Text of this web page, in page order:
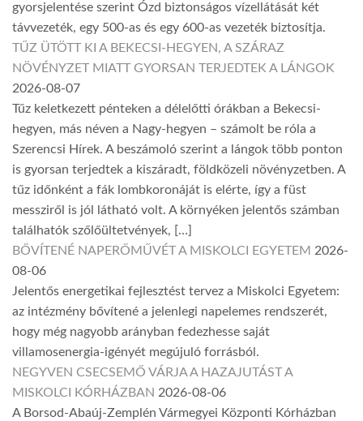
gyorsjelentése szerint Ózd biztonságos vízellátását két
távvezeték, egy 500-as és egy 600-as vezeték biztosítja.
TŰZ ÜTÖTT KI A BEKECSI-HEGYEN, A SZÁRAZ
NÖVÉNYZET MIATT GYORSAN TERJEDTEK A LÁNGOK
2026-08-07
Tűz keletkezett pénteken a délelőtti órákban a Bekecsi-
hegyen, más néven a Nagy-hegyen – számolt be róla a
Szerencsi Hírek. A beszámoló szerint a lángok több ponton
is gyorsan terjedtek a kiszáradt, földközeli növényzetben. A
tűz időnként a fák lombkoronáját is elérte, így a füst
messziről is jól látható volt. A környéken jelentős számban
találhatók szőlőültetvények, […]
BŐVÍTENÉ NAPERŐMŰVÉT A MISKOLCI EGYETEM 2026-
08-06
Jelentős energetikai fejlesztést tervez a Miskolci Egyetem:
az intézmény bővítené a jelenlegi napelemes rendszerét,
hogy még nagyobb arányban fedezhesse saját
villamosenergia-igényét megújuló forrásból.
NEGYVEN CSECSEMŐ VÁRJA A HAZAJUTÁST A
MISKOLCI KÓRHÁZBAN 2026-08-06
A Borsod-Abaúj-Zemplén Vármegyei Központi Kórházban